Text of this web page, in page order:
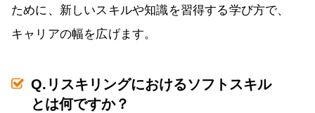
ために、新しいスキルや知識を習得する学び方で、
キャリアの幅を広げます。
Q.リスキリングにおけるソフトスキル
とは何ですか？